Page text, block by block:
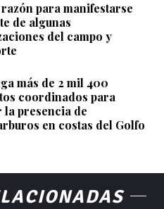
para manifestarse
de algunas
del campo y
más de 2 mil 400
coordinados para
la presencia de
en costas del Golfo